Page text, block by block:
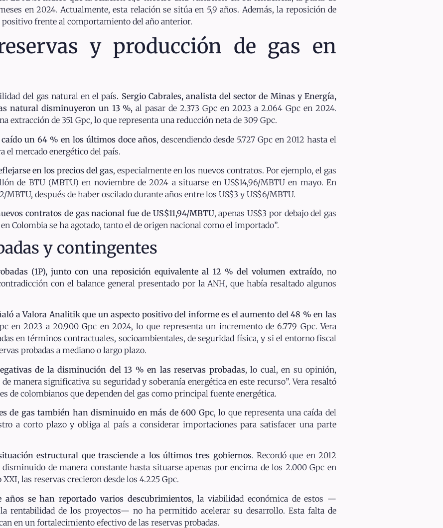
en 2024. Actualmente, esta relación se sitúa en 5,9 años. Además, la reposición de
positivo frente al comportamiento del año anterior.
y producción de gas en
del gas natural en el país. Sergio Cabrales, analista del sector de Minas y Energía,
natural disminuyeron un 13 %, al pasar de 2.373 Gpc en 2023 a 2.064 Gpc en 2024.
extracción de 351 Gpc, lo que representa una reducción neta de 309 Gpc.
un 64 % en los últimos doce años, descendiendo desde 5.727 Gpc en 2012 hasta el
el mercado energético del país.
en los precios del gas, especialmente en los nuevos contratos. Por ejemplo, el gas
de BTU (MBTU) en noviembre de 2024 a situarse en US$14,96/MBTU en mayo. En
MBTU, después de haber oscilado durante años entre los US$3 y US$6/MBTU.
contratos de gas nacional fue de US$11,94/MBTU, apenas US$3 por debajo del gas
Colombia se ha agotado, tanto el de origen nacional como el importado”.
y contingentes
(1P), junto con una reposición equivalente al 12 % del volumen extraído, no
con el balance general presentado por la ANH, que había resaltado algunos
a Valora Analitik que un aspecto positivo del informe es el aumento del 48 % en las
en 2023 a 20.900 Gpc en 2024, lo que representa un incremento de 6.779 Gpc. Vera
en términos contractuales, socioambientales, de seguridad física, y si el entorno fiscal
probadas a mediano o largo plazo.
de la disminución del 13 % en las reservas probadas, lo cual, en su opinión,
manera significativa su seguridad y soberanía energética en este recurso”. Vera resaltó
de colombianos que dependen del gas como principal fuente energética.
de gas también han disminuido en más de 600 Gpc, lo que representa una caída del
a corto plazo y obliga al país a considerar importaciones para satisfacer una parte
estructural que trasciende a los últimos tres gobiernos. Recordó que en 2012
de manera constante hasta situarse apenas por encima de los 2.000 Gpc en
las reservas crecieron desde los 4.225 Gpc.
se han reportado varios descubrimientos, la viabilidad económica de estos —
rentabilidad de los proyectos— no ha permitido acelerar su desarrollo. Esta falta de
en un fortalecimiento efectivo de las reservas probadas.